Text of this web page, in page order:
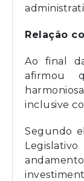
Relação
Ao final
afirmou
inclusive
Segundo